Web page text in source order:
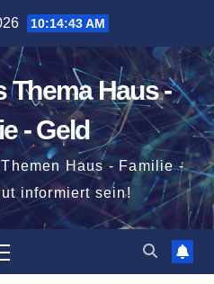
10:14:45 AM
Thema Haus -
- Geld
Haus - Familie -
informiert sein!